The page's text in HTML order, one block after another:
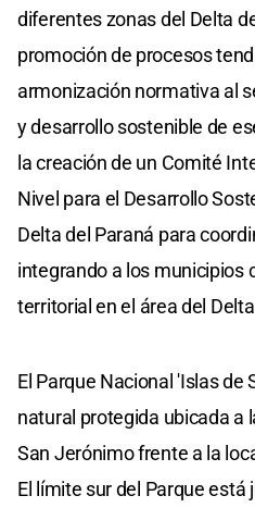
diferentes zonas del Delta
promoción de procesos
armonización normativa al
y desarrollo sostenible de
la creación de un Comité
Nivel para el Desarrollo
Delta del Paraná para
integrando a los municipios
territorial en el área del
El Parque Nacional 'Islas de
natural protegida ubicada a
San Jerónimo frente a la
El límite sur del Parque está